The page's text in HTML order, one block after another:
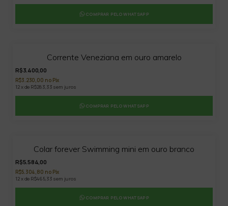
COMPRAR PELO WHATSAPP
Corrente Veneziana em ouro amarelo
R$3.400,00
R$3.230,00 no Pix
12 x de R$283,33 sem juros
COMPRAR PELO WHATSAPP
%OFF
Colar forever Swimming mini em ouro branco
R$5.584,00
R$5.304,80 no Pix
12 x de R$465,33 sem juros
COMPRAR PELO WHATSAPP